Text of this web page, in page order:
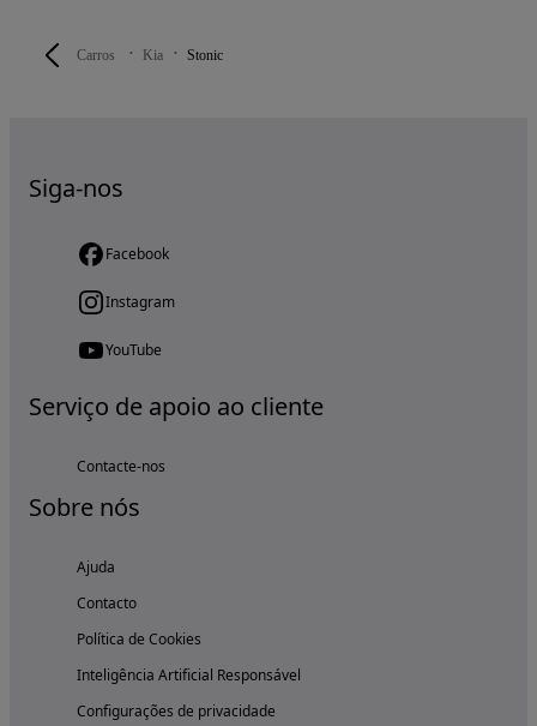
Carros Kia Stonic
Siga-nos
Facebook
Instagram
YouTube
Serviço de apoio ao cliente
Contacte-nos
Sobre nós
Ajuda
Contacto
Política de Cookies
Inteligência Artificial Responsável
Configurações de privacidade